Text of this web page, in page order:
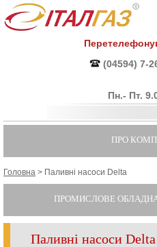
(04594) 7-
Пн.- Пт.
ПРО
Головна > Паливні насоси Delta
ПРОМИСЛОВЕ
Паливні насоси Delta